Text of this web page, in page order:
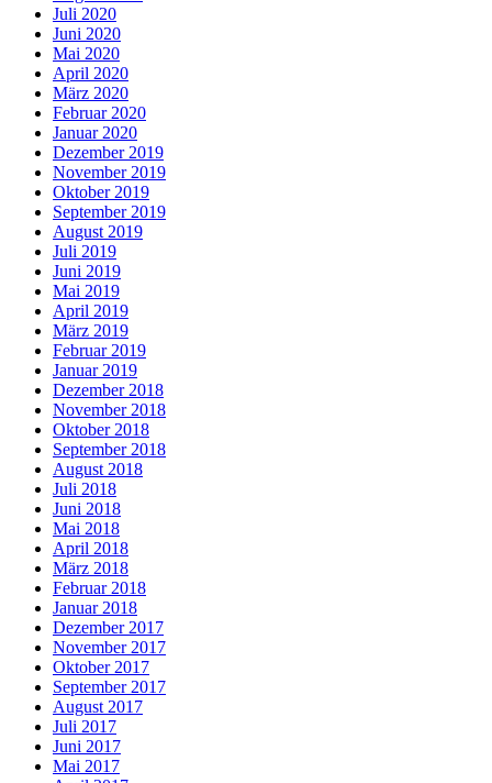
Juli 2020
Juni 2020
Mai 2020
April 2020
März 2020
Februar 2020
Januar 2020
Dezember 2019
November 2019
Oktober 2019
September 2019
August 2019
Juli 2019
Juni 2019
Mai 2019
April 2019
März 2019
Februar 2019
Januar 2019
Dezember 2018
November 2018
Oktober 2018
September 2018
August 2018
Juli 2018
Juni 2018
Mai 2018
April 2018
März 2018
Februar 2018
Januar 2018
Dezember 2017
November 2017
Oktober 2017
September 2017
August 2017
Juli 2017
Juni 2017
Mai 2017